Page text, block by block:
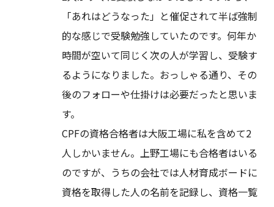
「あれはどうなった」と催促されて半ば強制
的な感じで受験勉強していたのです。何年か
時間が空いて同じく次の人が学習し、受験す
るようになりました。おっしゃる通り、その
後のフォローや仕掛けは必要だったと思いま
す。
CPFの資格合格者は大阪工場に私を含めて2
人しかいません。上野工場にも合格者はいる
のですが、うちの会社では人材育成ボードに
資格を取得した人の名前を記録し、資格一覧